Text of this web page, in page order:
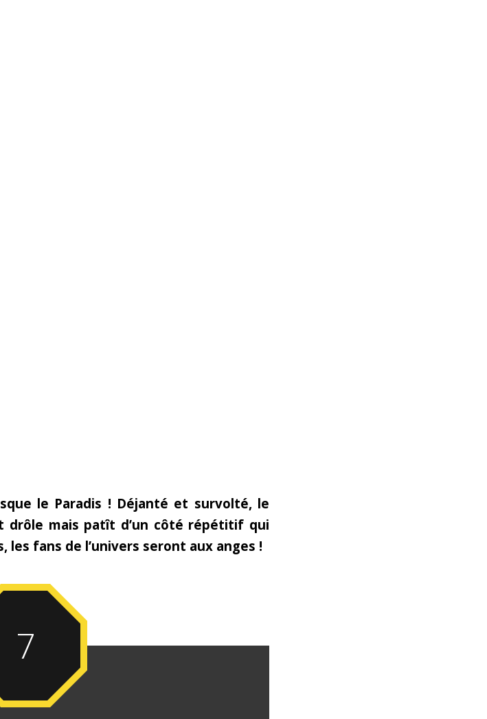
le Paradis ! Déjanté et survolté, le
drôle mais patît d’un côté répétitif qui
fans de l’univers seront aux anges !
7